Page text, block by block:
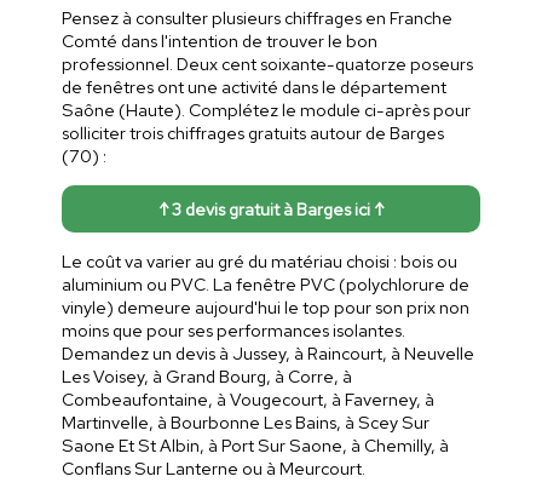
Pensez à consulter plusieurs chiffrages en Franche
Comté dans l'intention de trouver le bon
professionnel. Deux cent soixante-quatorze poseurs
de fenêtres ont une activité dans le département
Saône (Haute). Complétez le module ci-après pour
solliciter trois chiffrages gratuits autour de Barges
(70) :
↑ 3 devis gratuit à Barges ici ↑
Le coût va varier au gré du matériau choisi : bois ou
aluminium ou PVC. La fenêtre PVC (polychlorure de
vinyle) demeure aujourd'hui le top pour son prix non
moins que pour ses performances isolantes.
Demandez un devis à Jussey, à Raincourt, à Neuvelle
Les Voisey, à Grand Bourg, à Corre, à
Combeaufontaine, à Vougecourt, à Faverney, à
Martinvelle, à Bourbonne Les Bains, à Scey Sur
Saone Et St Albin, à Port Sur Saone, à Chemilly, à
Conflans Sur Lanterne ou à Meurcourt.